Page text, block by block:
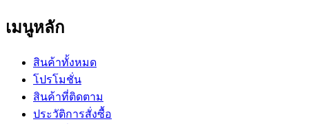
เมนูหลัก
สินค้าทั้งหมด
โปรโมชั่น
สินค้าที่ติดตาม
ประวัติการสั่งซื้อ